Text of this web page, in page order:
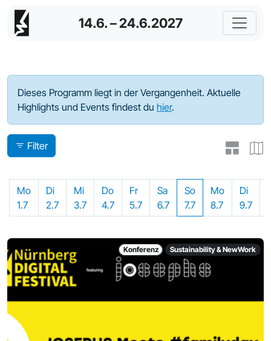
14.6. – 24.6.2027
Programm - 2024
Dieses Programm liegt in der Vergangenheit. Aktuelle
Highlights und Events findest du hier.
Filter
Mo
1.7
Di
2.7
Mi
3.7
Do
4.7
Fr
5.7
Sa
6.7
So
7.7
Mo
8.7
Di
9.7
Konferenz Sustainability & NewWork